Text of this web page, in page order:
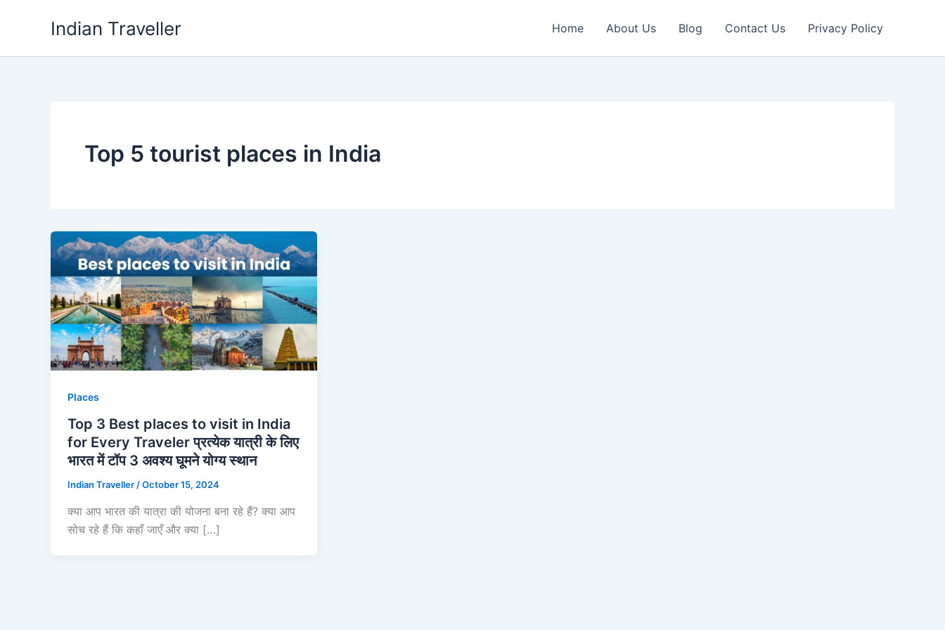
Indian Traveller Home About Us Blog Contact Us Privacy Policy
Top 5 tourist places in India
Places
Top 3 Best places to visit in India
for Every Traveler प्रत्येक यात्री के लिए
भारत में टॉप 3 अवश्य घूमने योग्य स्थान
Indian Traveller /October 15, 2024
क्या आप भारत की यात्रा की योजना बना रहे हैं? क्या आप
सोच रहे हैं कि कहाँ जाएँ और क्या […]